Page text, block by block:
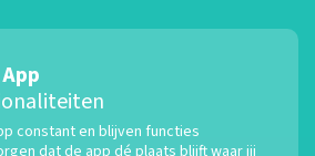
constant en blijven functies
dat de app dé plaats blijft waar jij